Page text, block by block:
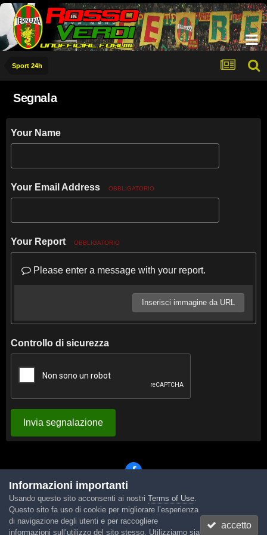
Sport 24h
Segnala
Your Name
Your Email Address OBBLIGATORIO
Your Report OBBLIGATORIO
Please enter a message with your report.
Inserisci immagine da URL
Controllo di sicurezza
Invia segnalazione
Lingua Tema Contattaci Cookies
Powered by Invision Community
Informazioni importanti
Usando questo sito acconsenti ai nostri Terms of Use.
Questo sito fa uso di cookie per migliorare l’esperienza
di navigazione degli utenti e per raccogliere
informazioni sull’utilizzo del sito stesso. Utilizziamo sia
accetto